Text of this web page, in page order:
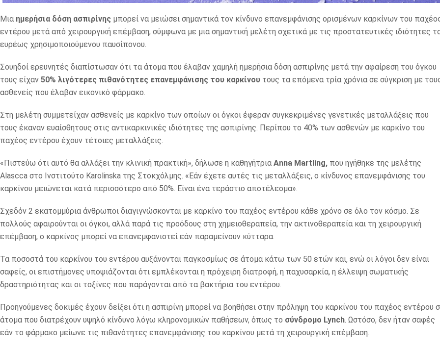
Μια ημερήσια δόση ασπιρίνης μπορεί να μειώσει σημαντικά τον κίνδυνο επανεμφάνισης ορισμένων καρκίνων του
εντέρου μετά από χειρουργική επέμβαση, σύμφωνα με μια σημαντική μελέτη σχετικά με τις προστατευτικές ιδιότητες
ευρέως χρησιμοποιούμενου παυσίπονου.
Σουηδοί ερευνητές διαπίστωσαν ότι τα άτομα που έλαβαν χαμηλή ημερήσια δόση ασπιρίνης μετά την αφαίρεση του όγκου
τους είχαν 50% λιγότερες πιθανότητες επανεμφάνισης του καρκίνου τους τα επόμενα τρία χρόνια σε σύγκριση με
ασθενείς που έλαβαν εικονικό φάρμακο.
Στη μελέτη συμμετείχαν ασθενείς με καρκίνο των οποίων οι όγκοι έφεραν συγκεκριμένες γενετικές μεταλλάξεις που
τους έκαναν ευαίσθητους στις αντικαρκινικές ιδιότητες της ασπιρίνης. Περίπου το 40% των ασθενών με καρκίνο του
παχέος εντέρου έχουν τέτοιες μεταλλάξεις.
«Πιστεύω ότι αυτό θα αλλάξει την κλινική πρακτική», δήλωσε η καθηγήτρια Anna Martling, που ηγήθηκε της μελέτης
Alascca στο Ινστιτούτο Karolinska της Στοκχόλμης. «Εάν έχετε αυτές τις μεταλλάξεις, ο κίνδυνος επανεμφάνισης του
καρκίνου μειώνεται κατά περισσότερο από 50%. Είναι ένα τεράστιο αποτέλεσμα».
Σχεδόν 2 εκατομμύρια άνθρωποι διαγιγνώσκονται με καρκίνο του παχέος εντέρου κάθε χρόνο σε όλο τον κόσμο. Σε
πολλούς αφαιρούνται οι όγκοι, αλλά παρά τις προόδους στη χημειοθεραπεία, την ακτινοθεραπεία και τη χειρουργική
επέμβαση, ο καρκίνος μπορεί να επανεμφανιστεί εάν παραμείνουν κύτταρα.
Τα ποσοστά του καρκίνου του εντέρου αυξάνονται παγκοσμίως σε άτομα κάτω των 50 ετών και, ενώ οι λόγοι δεν είναι
σαφείς, οι επιστήμονες υποψιάζονται ότι εμπλέκονται η πρόχειρη διατροφή, η παχυσαρκία, η έλλειψη σωματικής
δραστηριότητας και οι τοξίνες που παράγονται από τα βακτήρια του εντέρου.
Προηγούμενες δοκιμές έχουν δείξει ότι η ασπιρίνη μπορεί να βοηθήσει στην πρόληψη του καρκίνου του παχέος εντέρου
άτομα που διατρέχουν υψηλό κίνδυνο λόγω κληρονομικών παθήσεων, όπως το σύνδρομο Lynch. Ωστόσο, δεν ήταν σαφές
εάν το φάρμακο μείωνε τις πιθανότητες επανεμφάνισης του καρκίνου μετά τη χειρουργική επέμβαση.